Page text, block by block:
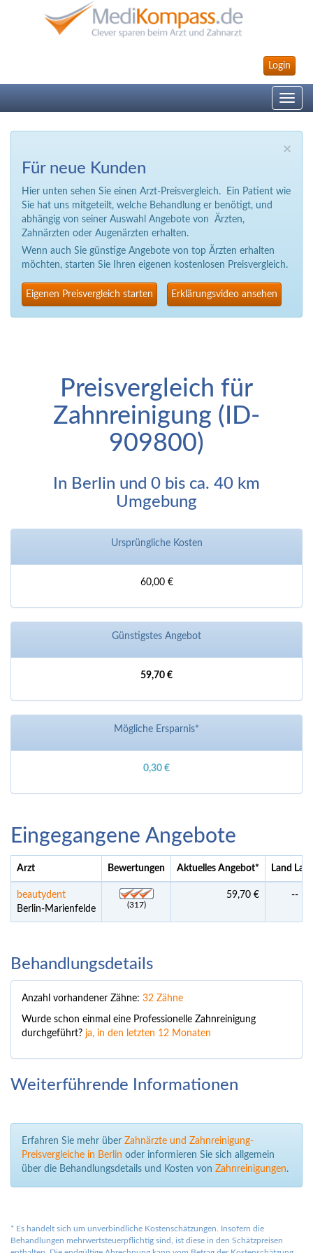
Login
Toggle
×
Für neue Kunden
Hier unten sehen Sie einen Arzt-Preisvergleich. Ein Patient wie
Sie hat uns mitgeteilt, welche Behandlung er benötigt, und
abhängig von seiner Auswahl Angebote von Ärzten,
Zahnärzten oder Augenärzten erhalten.
Wenn auch Sie günstige Angebote von top Ärzten erhalten
möchten, starten Sie Ihren eigenen kostenlosen Preisvergleich.
Eigenen Preisvergleich starten Erklärungsvideo ansehen
Preisvergleich für
Zahnreinigung (ID-
909800)
In Berlin und 0 bis ca. 40 km
Umgebung
Ursprüngliche Kosten
60,00 €
Günstigstes Angebot
59,70 €
Mögliche Ersparnis*
0,30 €
Eingegangene Angebote
Arzt Bewertungen Aktuelles Angebot* Land
beautydent
Berlin-Marienfelde
(317)
59,70 € --
Behandlungsdetails
Anzahl vorhandener Zähne: 32 Zähne
Wurde schon einmal eine Professionelle Zahnreinigung
durchgeführt? ja, in den letzten 12 Monaten
Weiterführende Informationen
Erfahren Sie mehr über Zahnärzte und Zahnreinigung-
Preisvergleiche in Berlin oder informieren Sie sich allgemein
über die Behandlungsdetails und Kosten von Zahnreinigungen.
* Es handelt sich um unverbindliche Kostenschätzungen. Insofern die
Behandlungen mehrwertsteuerpflichtig sind, ist diese in den Schätzpreisen